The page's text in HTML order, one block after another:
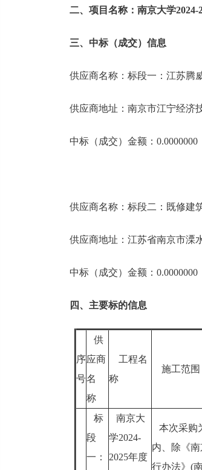
二、项目名称：南京大学
三、中标（成交）信息
供应商名称：标段一：江苏腾
供应商地址：南京市江宁经济
中标（成交）金额：0.0000000
供应商名称：标段二：既修建
供应商地址：江苏省南京市溧
中标（成交）金额：0.0000000
四、主要标的信息
序
号
供
应商
名
称
工程名
称
施工范围
标
段
一：
南京大
学2024-
2025年度
本次采购
内、除《
行办法》(